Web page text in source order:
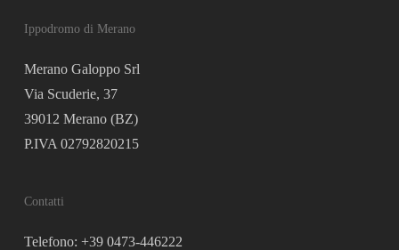
Ippodromo di Merano
Merano Galoppo Srl
Via Scuderie, 37
39012 Merano (BZ)
P.IVA 02792820215
Contatti
Telefono: +39 0473-446222